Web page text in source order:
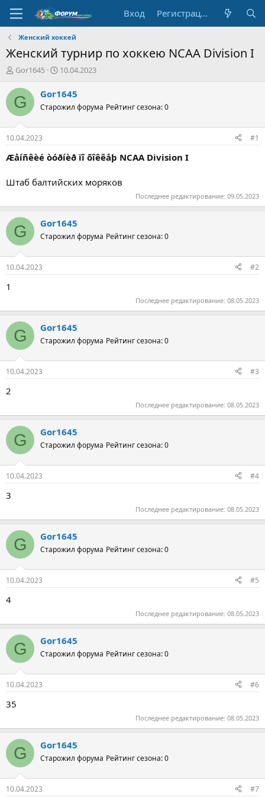
Вход Регистрация
Женский хоккей
Женский турнир по хоккею NCAA Division I
А
т
о
т
е
м
ы
Gor1645
Д
т
н
а
л
10.04.2023
G Gor1645
Старожил форума Рейтинг сезона: 0
10.04.2023 #1
Æåíñêèé òóðíèð ïî õîêêåþ NCAA Division I
Штаб балтийских моряков
Последнее редактирование: 09.05.2023
G Gor1645
Старожил форума Рейтинг сезона: 0
10.04.2023 #2
1
Последнее редактирование: 08.05.2023
G Gor1645
Старожил форума Рейтинг сезона: 0
10.04.2023 #3
2
Последнее редактирование: 08.05.2023
G Gor1645
Старожил форума Рейтинг сезона: 0
10.04.2023 #4
3
Последнее редактирование: 08.05.2023
G Gor1645
Старожил форума Рейтинг сезона: 0
10.04.2023 #5
4
Последнее редактирование: 08.05.2023
G Gor1645
Старожил форума Рейтинг сезона: 0
10.04.2023 #6
35
Последнее редактирование: 08.05.2023
G Gor1645
Старожил форума Рейтинг сезона: 0
10.04.2023 #7